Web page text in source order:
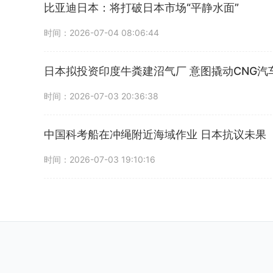
比亚迪日本：将打破日本市场“平静水面”
时间：2026-07-04 08:06:44
日本拟投资印度牛粪建沼气厂 意图撬动CNG汽
时间：2026-07-03 20:36:38
中国科考船在冲绳附近海域作业 日本抗议未果
时间：2026-07-03 19:10:16